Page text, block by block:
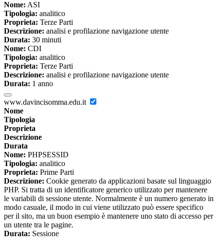
Nome: ASI
Tipologia: analitico
Proprieta: Terze Parti
Descrizione: analisi e profilazione navigazione utente
Durata: 30 minuti
Nome: CDI
Tipologia: analitico
Proprieta: Terze Parti
Descrizione: analisi e profilazione navigazione utente
Durata: 1 anno
www.davincisomma.edu.it
Nome
Tipologia
Proprieta
Descrizione
Durata
Nome: PHPSESSID
Tipologia: analitico
Proprieta: Prime Parti
Descrizione: Cookie generato da applicazioni basate sul linguaggio
PHP. Si tratta di un identificatore generico utilizzato per mantenere
le variabili di sessione utente. Normalmente è un numero generato in
modo casuale, il modo in cui viene utilizzato può essere specifico
per il sito, ma un buon esempio è mantenere uno stato di accesso per
un utente tra le pagine.
Durata: Sessione